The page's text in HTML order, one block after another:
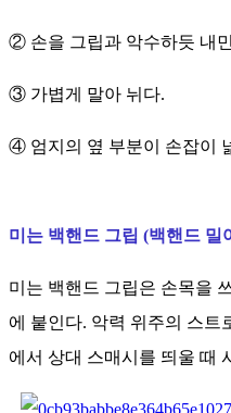
② 손을 그립과 악수하듯 내
③ 가볍게 말아 뉘다.
④ 엄지의 옆 부분이 손잡이
미는 백핸드 그립 (백핸드 밀
미는 백핸드 그립은 손목을
에 붙인다. 악력 위주의 스트
에서 상대 스매시를 띄울 때